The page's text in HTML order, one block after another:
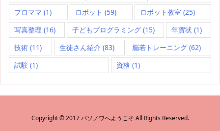
プロママ (1) ロボット (59) ロボット教室 (25)
写真整理 (16) 子どもプログラミング (15) 年賀状 (1)
技術 (11) 生徒さん紹介 (83) 脳若トレーニング (62)
試験 (1) 資格 (1)
Copyright ©2017 パソノワへようこそ All Rights Reserved.